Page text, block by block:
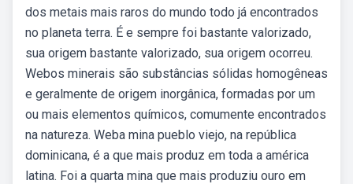
dos metais mais raros do mundo todo já encontrados
no planeta terra. É e sempre foi bastante valorizado,
sua origem bastante valorizado, sua origem ocorreu.
Webos minerais são substâncias sólidas homogêneas
e geralmente de origem inorgânica, formadas por um
ou mais elementos químicos, comumente encontrados
na natureza. Weba mina pueblo viejo, na república
dominicana, é a que mais produz em toda a américa
latina. Foi a quarta mina que mais produziu ouro em